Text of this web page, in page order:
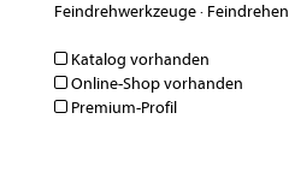
Feindrehwerkzeuge· Feindrehen
Katalog vorhanden
Online-Shop vorhanden
Premium-Profil